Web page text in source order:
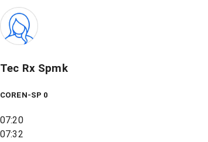
Tec Rx Spmk
COREN-SP 0
07:20
07:32